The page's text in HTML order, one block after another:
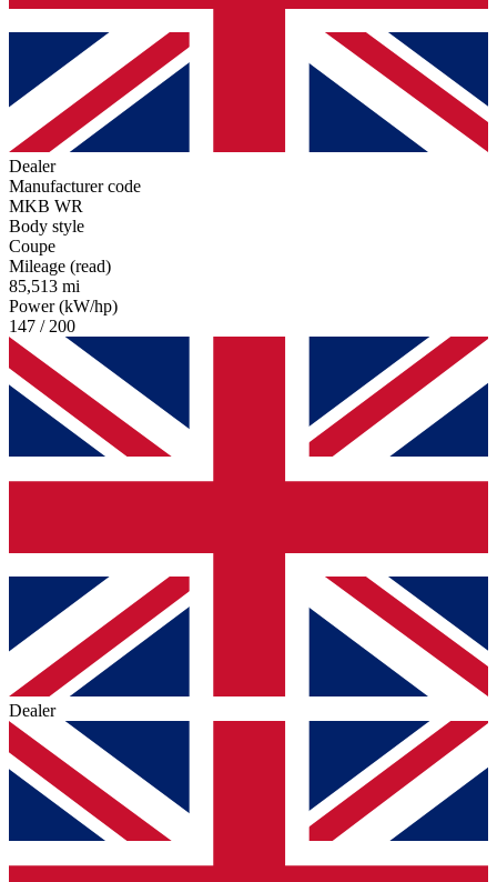
Dealer
Manufacturer code
MKB WR
Body style
Coupe
Mileage (read)
85,513 mi
Power (kW/hp)
147 / 200
Dealer